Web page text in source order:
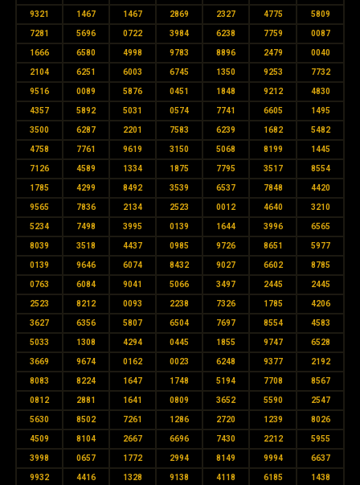
9321 1467 1467 2869 2327 4775 5809
7281 5696 0722 3984 6238 7759 0087
1666 6580 4998 9783 8896 2479 0040
2104 6251 6003 6745 1350 9253 7732
9516 0089 5876 0451 1848 9212 4830
4357 5892 5031 0574 7741 6605 1495
3500 6287 2201 7583 6239 1682 5482
4758 7761 9619 3150 5068 8199 1445
7126 4589 1334 1875 7795 3517 8554
1785 4299 8492 3539 6537 7848 4420
9565 7836 2134 2523 0012 4640 3210
5234 7498 3995 0139 1644 3996 6565
8039 3518 4437 0985 9726 8651 5977
0139 9646 6074 8432 9027 6602 8785
0763 6084 9041 5066 3497 2445 2445
2523 8212 0093 2238 7326 1785 4206
3627 6356 5807 6504 7697 8554 4583
5033 1308 4294 0445 1855 9747 6528
3669 9674 0162 0023 6248 9377 2192
8083 8224 1647 1748 5194 7708 8567
0812 2881 1641 0809 3652 5590 2547
5630 8502 7261 1286 2720 1239 8026
4509 8104 2667 6696 7430 2212 5955
3998 0657 1772 2994 8149 9994 6637
9932 4416 1328 9138 4118 6185 1438